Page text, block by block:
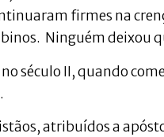
firmes na
Ninguém deixou
século II, quando
atribuídos a